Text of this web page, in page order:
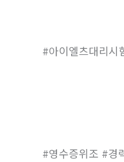
#아이엘츠대리시
#영수증위조 #경